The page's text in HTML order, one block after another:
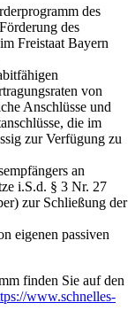
des
des
Freistaat Bayern
von
Anschlüsse und
die im
zur Verfügung zu
an
i.S.d. § 3 Nr. 27
zur Schließung der
eigenen passiven
finden Sie auf den
www.schnelles-